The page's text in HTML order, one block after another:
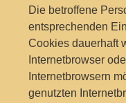
Die betroffene
entsprechenden
Cookies dauerhaft
Internetbrowser
Internetbrowsern
genutzten